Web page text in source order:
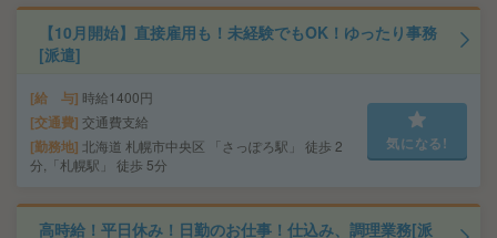
【10月開始】直接雇用も！未経験でもOK！ゆったり事務
[派遣]
給 与 時給1400円
交通費 交通費支給
勤務地 北海道 札幌市中央区 「さっぽろ駅」 徒歩 2
分,「札幌駅」 徒歩 5分
気になる!
高時給！平日休み！日勤のお仕事！仕込み、調理業務[派